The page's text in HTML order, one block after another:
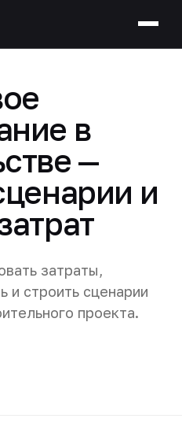
в
—
и
затраты,
и строить сценарии
проекта.